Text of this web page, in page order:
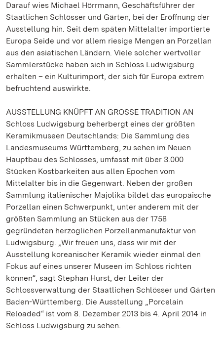
Darauf wies Michael Hörrmann, Geschäftsführer der
Staatlichen Schlösser und Gärten, bei der Eröffnung der
Ausstellung hin. Seit dem späten Mittelalter importierte
Europa Seide und vor allem riesige Mengen an Porzellan
aus den asiatischen Ländern. Viele solcher wertvoller
Sammlerstücke haben sich in Schloss Ludwigsburg
erhalten – ein Kulturimport, der sich für Europa extrem
befruchtend auswirkte.
AUSSTELLUNG KNÜPFT AN GROSSE TRADITION AN
Schloss Ludwigsburg beherbergt eines der größten
Keramikmuseen Deutschlands: Die Sammlung des
Landesmuseums Württemberg, zu sehen im Neuen
Hauptbau des Schlosses, umfasst mit über 3.000
Stücken Kostbarkeiten aus allen Epochen vom
Mittelalter bis in die Gegenwart. Neben der großen
Sammlung italienischer Majolika bildet das europäische
Porzellan einen Schwerpunkt, unter anderem mit der
größten Sammlung an Stücken aus der 1758
gegründeten herzoglichen Porzellanmanufaktur von
Ludwigsburg. „Wir freuen uns, dass wir mit der
Ausstellung koreanischer Keramik wieder einmal den
Fokus auf eines unserer Museen im Schloss richten
können“, sagt Stephan Hurst, der Leiter der
Schlossverwaltung der Staatlichen Schlösser und Gärten
Baden-Württemberg. Die Ausstellung „Porcelain
Reloaded“ ist vom 8. Dezember 2013 bis 4. April 2014 in
Schloss Ludwigsburg zu sehen.